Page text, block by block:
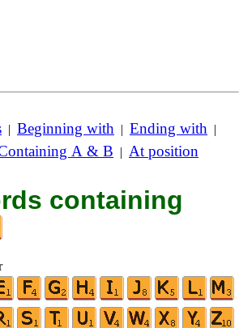
| Beginning with | Ending with |
A & B | At position
containing